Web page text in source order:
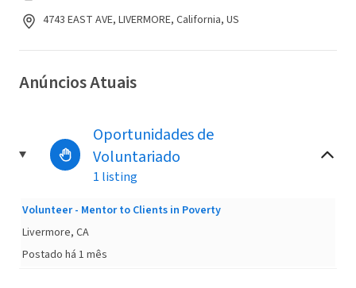
4743 EAST AVE, LIVERMORE, California, US
Anúncios Atuais
Oportunidades de
Voluntariado
1 listing
Volunteer - Mentor to Clients in Poverty
Livermore, CA
Postado há 1 mês